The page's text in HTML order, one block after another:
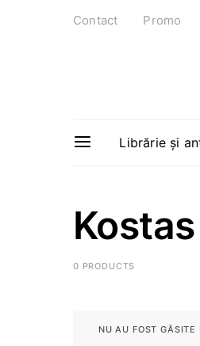
Contact Promo
Librărie și
0 PRODUCTS
NU AU FOST GĂSITE